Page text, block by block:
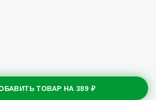
ТОВАР НА389 ₽